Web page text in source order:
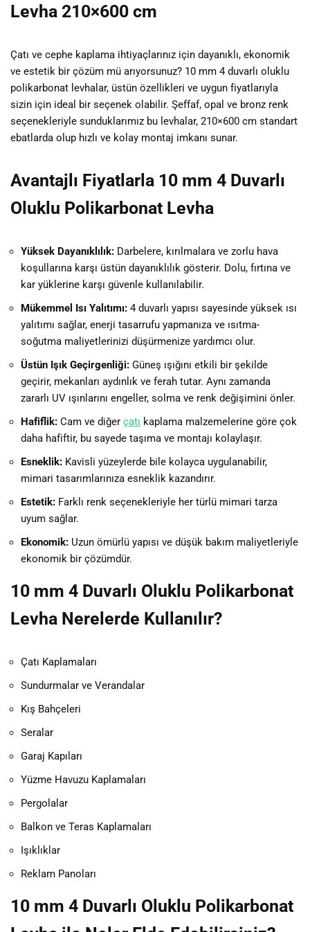
Levha 210×600 cm
Çatı ve cephe kaplama ihtiyaçlarınız için dayanıklı, ekonomik
ve estetik bir çözüm mü arıyorsunuz? 10 mm 4 duvarlı oluklu
polikarbonat levhalar, üstün özellikleri ve uygun fiyatlarıyla
sizin için ideal bir seçenek olabilir. Şeffaf, opal ve bronz renk
seçenekleriyle sunduklarımız bu levhalar, 210×600 cm standart
ebatlarda olup hızlı ve kolay montaj imkanı sunar.
Avantajlı Fiyatlarla 10 mm 4 Duvarlı
Oluklu Polikarbonat Levha
Yüksek Dayanıklılık: Darbelere, kırılmalara ve zorlu hava
koşullarına karşı üstün dayanıklılık gösterir. Dolu, fırtına ve
kar yüklerine karşı güvenle kullanılabilir.
Mükemmel Isı Yalıtımı: 4 duvarlı yapısı sayesinde yüksek ısı
yalıtımı sağlar, enerji tasarrufu yapmanıza ve ısıtma-
soğutma maliyetlerinizi düşürmenize yardımcı olur.
Üstün Işık Geçirgenliği: Güneş ışığını etkili bir şekilde
geçirir, mekanları aydınlık ve ferah tutar. Aynı zamanda
zararlı UV ışınlarını engeller, solma ve renk değişimini önler.
Hafiflik: Cam ve diğer çatı kaplama malzemelerine göre çok
daha hafiftir, bu sayede taşıma ve montajı kolaylaşır.
Esneklik: Kavisli yüzeylerde bile kolayca uygulanabilir,
mimari tasarımlarınıza esneklik kazandırır.
Estetik: Farklı renk seçenekleriyle her türlü mimari tarza
uyum sağlar.
Ekonomik: Uzun ömürlü yapısı ve düşük bakım maliyetleriyle
ekonomik bir çözümdür.
10 mm 4 Duvarlı Oluklu Polikarbonat
Levha Nerelerde Kullanılır?
Çatı Kaplamaları
Sundurmalar ve Verandalar
Kış Bahçeleri
Seralar
Garaj Kapıları
Yüzme Havuzu Kaplamaları
Pergolalar
Balkon ve Teras Kaplamaları
Işıklıklar
Reklam Panoları
10 mm 4 Duvarlı Oluklu Polikarbonat